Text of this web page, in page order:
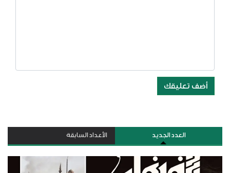
أضف تعليقك
العدد الجديد الأعداد السابقة